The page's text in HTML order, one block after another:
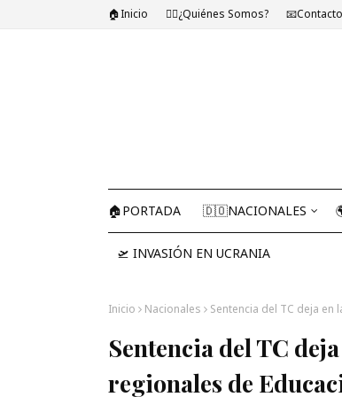
🏠Inicio 🤷‍♂️¿Quiénes Somos? 📧Contacto
🏠PORTADA 🇩🇴NACIONALES
🛫 INVASIÓN EN UCRANIA
Inicio Nacionales Sentencia del TC deja
Sentencia del TC
regionales de